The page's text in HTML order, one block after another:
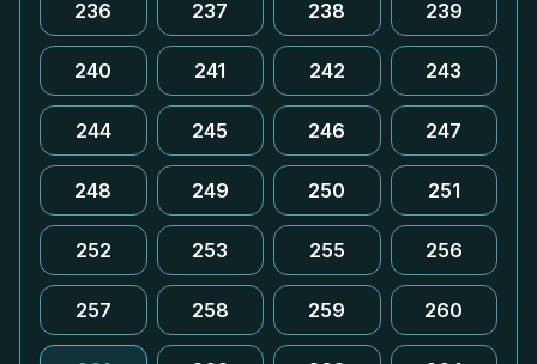
236 237 238 239
240 241 242 243
244 245 246 247
248 249 250 251
252 253 255 256
257 258 259 260